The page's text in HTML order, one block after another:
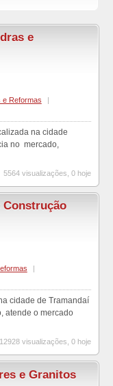
e
e Reformas
|
na cidade
no mercado,
5564 visualizações, 0 hoje
Construção
|
cidade de Tramandaí
atende o mercado
12928 visualizações, 0 hoje
e Granitos